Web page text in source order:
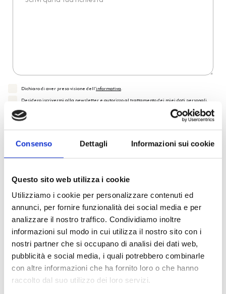
Consenso Dettagli Informazioni sui cookie
Questo sito web utilizza i cookie
Utilizziamo i cookie per personalizzare contenuti ed
annunci, per fornire funzionalità dei social media e per
analizzare il nostro traffico. Condividiamo inoltre
informazioni sul modo in cui utilizza il nostro sito con i
nostri partner che si occupano di analisi dei dati web,
pubblicità e social media, i quali potrebbero combinarle
con altre informazioni che ha fornito loro o che hanno
raccolto dal suo utilizzo dei loro servizi.
Dichiaro di aver preso visione dell'informativa.
Desidero iscrivermi alla newsletter e autorizzo al trattamento dei miei dati personali
* Campi obbligatori
Invia richiesta
Specifiche Tecniche
Marchio
Bulgari
Collezione
B.zero1
Codice
BR858817
Uomo / Donna